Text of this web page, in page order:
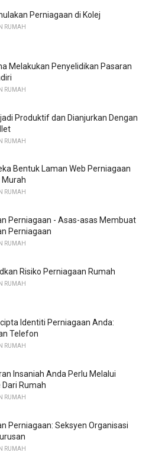
Perniagaan di Kolej
RUMAH
Melakukan Penyelidikan Pasaran
RUMAH
Produktif dan Dianjurkan Dengan
RUMAH
Bentuk Laman Web Perniagaan
Murah
RUMAH
Perniagaan - Asas-asas Membuat
Perniagaan
RUMAH
Risiko Perniagaan Rumah
RUMAH
Identiti Perniagaan Anda:
Telefon
RUMAH
Insaniah Anda Perlu Melalui
Dari Rumah
RUMAH
Perniagaan: Seksyen Organisasi
RUMAH